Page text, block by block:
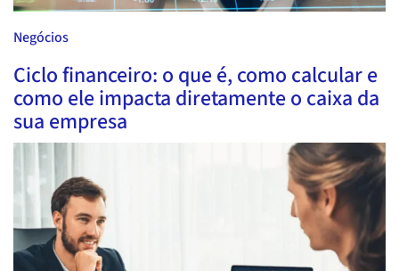
Negócios
Ciclo financeiro: o que é, como calcular e
como ele impacta diretamente o caixa da
sua empresa